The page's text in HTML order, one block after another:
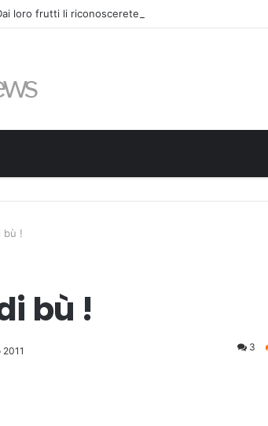
loro frutti li riconoscerete
bù !
bù !
3